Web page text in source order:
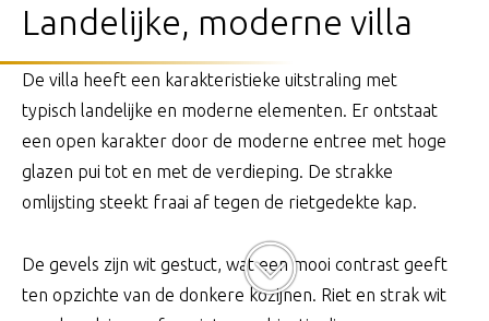
Landelijke, moderne villa
De villa heeft een karakteristieke uitstraling met
typisch landelijke en moderne elementen. Er ontstaat
een open karakter door de moderne entree met hoge
glazen pui tot en met de verdieping. De strakke
omlijsting steekt fraai af tegen de rietgedekte kap.
De gevels zijn wit gestuct, wat een mooi contrast geeft
ten opzichte van de donkere kozijnen. Riet en strak wit